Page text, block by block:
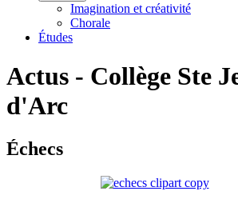
Imagination et créativité
Chorale
Études
Actus - Collège Ste
d'Arc
Échecs